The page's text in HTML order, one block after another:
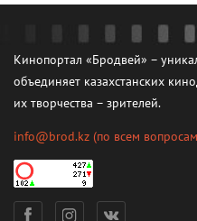
Кинопортал «Бродвей» –
объединяет казахстанских
их творчества – зрителей.
info@brod.kz (по всем